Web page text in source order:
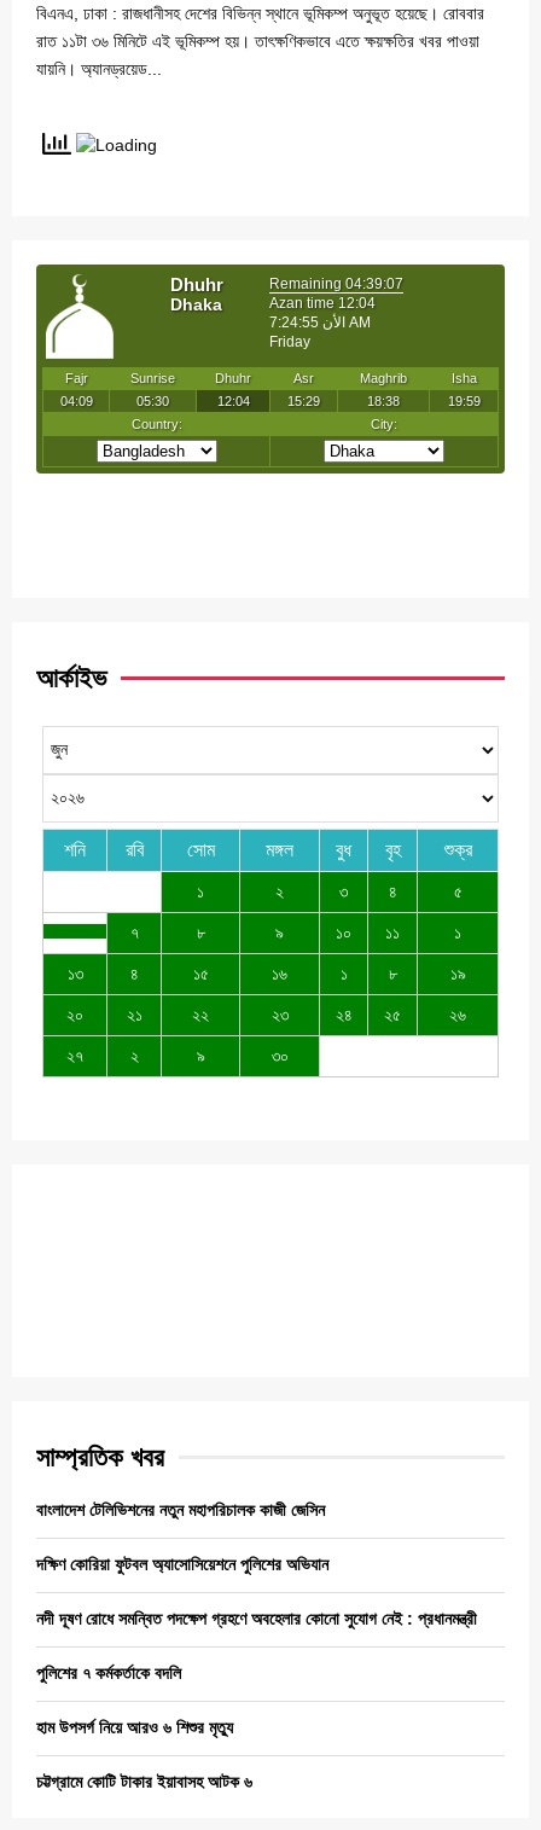
বিএনএ, ঢাকা : রাজধানীসহ দেশের বিভিন্ন স্থানে ভূমিকম্প অনুভূত হয়েছে। রোববার
রাত ১১টা ৩৬ মিনিটে এই ভূমিকম্প হয়। তাৎক্ষণিকভাবে এতে ক্ষয়ক্ষতির খবর পাওয়া
যায়নি। অ্যানড্রয়েড...
আর্কাইভ
শনি রবি সোম মঙ্গল বুধ বৃহ শুক্র
১ ২ ৩ ৪ ৫
৭ ৮ ৯ ১০ ১১ ১
১৩ ৪ ১৫ ১৬ ১ ৮ ১৯
২০ ২১ ২২ ২৩ ২৪ ২৫ ২৬
২৭ ২ ৯ ৩০
সাম্প্রতিক খবর
বাংলাদেশ টেলিভিশনের নতুন মহাপরিচালক কাজী জেসিন
দক্ষিণ কোরিয়া ফুটবল অ্যাসোসিয়েশনে পুলিশের অভিযান
নদী দূষণ রোধে সমন্বিত পদক্ষেপ গ্রহণে অবহেলার কোনো সুযোগ নেই : প্রধানমন্ত্রী
পুলিশের ৭ কর্মকর্তাকে বদলি
হাম উপসর্গ নিয়ে আরও ৬ শিশুর মৃত্যু
চট্টগ্রামে কোটি টাকার ইয়াবাসহ আটক ৬